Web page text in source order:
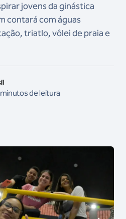
jovens da ginástica
contará com águas
triatlo, vôlei de praia e
minutos de leitura